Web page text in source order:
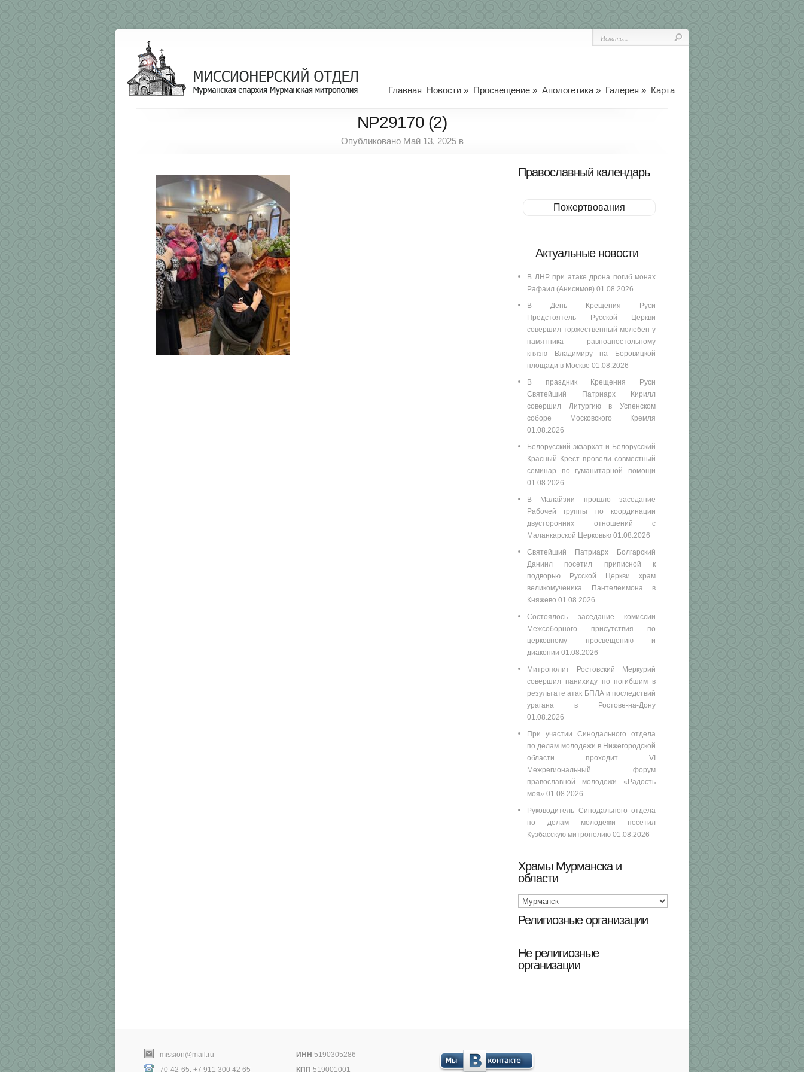
Главная Новости » Просвещение » Апологетика » Галерея » Карта
NP29170 (2)
Опубликовано Май 13, 2025 в
Православный календарь
Пожертвования
Актуальные новости
В ЛНР при атаке дрона погиб монах
Рафаил (Анисимов) 01.08.2026
В День Крещения Руси
Предстоятель Русской Церкви
совершил торжественный молебен у
памятника равноапостольному
князю Владимиру на Боровицкой
площади в Москве 01.08.2026
В праздник Крещения Руси
Святейший Патриарх Кирилл
совершил Литургию в Успенском
соборе Московского Кремля
01.08.2026
Белорусский экзархат и Белорусский
Красный Крест провели совместный
семинар по гуманитарной помощи
01.08.2026
В Малайзии прошло заседание
Рабочей группы по координации
двусторонних отношений с
Маланкарской Церковью 01.08.2026
Святейший Патриарх Болгарский
Даниил посетил приписной к
подворью Русской Церкви храм
великомученика Пантелеимона в
Княжево 01.08.2026
Состоялось заседание комиссии
Межсоборного присутствия по
церковному просвещению и
диаконии 01.08.2026
Митрополит Ростовский Меркурий
совершил панихиду по погибшим в
результате атак БПЛА и последствий
урагана в Ростове-на-Дону
01.08.2026
При участии Синодального отдела
по делам молодежи в Нижегородской
области проходит VI
Межрегиональный форум
православной молодежи «Радость
моя» 01.08.2026
Руководитель Синодального отдела
по делам молодежи посетил
Кузбасскую митрополию 01.08.2026
Храмы Мурманска и
области
Религиозные организации
Не религиозные
организации
mission@mail.ru
70-42-65; +7 911 300 42 65
ИНН 5190305286
КПП 519001001